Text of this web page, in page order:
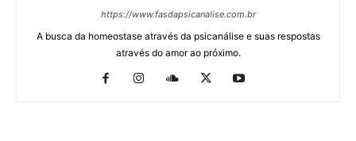
https://www.fasdapsicanalise.com.br
A busca da homeostase através da psicanálise e suas respostas
através do amor ao próximo.